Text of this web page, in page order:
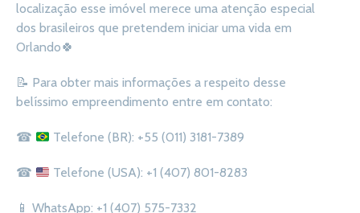
localização esse imóvel merece uma atenção especial
dos brasileiros que pretendem iniciar uma vida em
Orlando🍀
📝 Para obter mais informações a respeito desse
belíssimo empreendimento entre em contato:
☎ Telefone (BR): +55 (011) 3181-7389
☎ Telefone (USA): +1 (407) 801-8283
📱 WhatsApp: +1 (407) 575-7332